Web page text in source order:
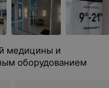
медицины и
оборудованием